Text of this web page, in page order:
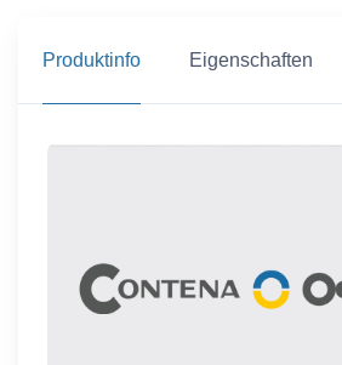
Produktinfo Eigenschaften